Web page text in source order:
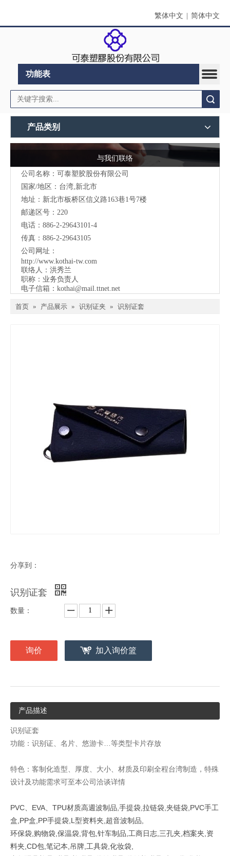
繁体中文 简体中文
功能表
产品类别
与我们联络
公司名称：可泰塑胶股份有限公司
国家/地区：台湾,新北市
地址：新北市板桥区信义路163巷1号7楼
邮递区号：220
电话：886-2-29643101-4
传真：886-2-29643105
公司网址：
http://www.kothai-tw.com
联络人：洪秀兰
职称：业务负责人
电子信箱： kothai@mail.ttnet.net
首页 » 产品展示 » 识别证夹 » 识别证套
分享到：
识别证套
数量：
询价 加入询价篮
产品描述
识别证套
功能：识别证、名片、悠游卡…等类型卡片存放
特色：客制化造型、厚度、大小、材质及印刷全程台湾制造，特殊
设计及功能需求可至本公司洽谈详情
PVC、EVA、TPU材质高週波制品,手提袋,拉链袋,夹链袋,PVC手工
盒,PP盒,PP手提袋,L型资料夹,超音波制品,
环保袋,购物袋,保温袋,背包,针车制品,工商日志,三孔夹,档案夹,资
料夹,CD包,笔记本,吊牌,工具袋,化妆袋,